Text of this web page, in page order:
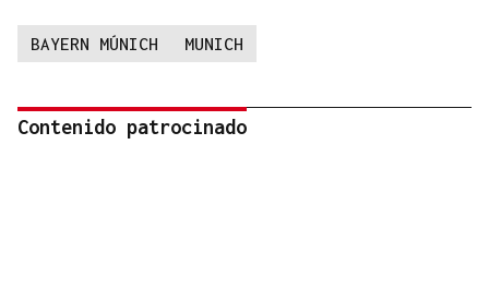
BAYERN MÚNICH MUNICH
Contenido patrocinado